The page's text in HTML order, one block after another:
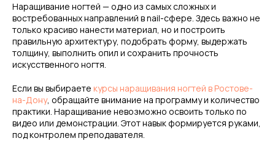
Наращивание ногтей — одно из самых сложных и
востребованных направлений в nail-сфере. Здесь важно не
только красиво нанести материал, но и построить
правильную архитектуру, подобрать форму, выдержать
толщину, выполнить опил и сохранить прочность
искусственного ногтя.
Если вы выбираете курсы наращивания ногтей в Ростове-
на-Дону, обращайте внимание на программу и количество
практики. Наращивание невозможно освоить только по
видео или демонстрации. Этот навык формируется руками,
под контролем преподавателя.